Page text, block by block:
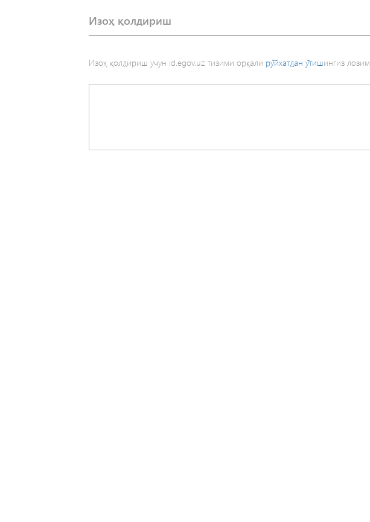
Изоҳ қолдириш
Изоҳ қолдириш учун id.egov.uz тизими орқали рўйхатдан ўтишингиз лозим